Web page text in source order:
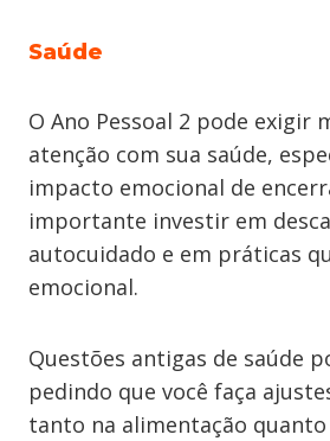
Saúde
O Ano Pessoal 2 pode exigir
atenção com sua saúde,
impacto emocional de
importante investir em
autocuidado e em práticas
emocional.
Questões antigas de saúde
pedindo que você faça
tanto na alimentação